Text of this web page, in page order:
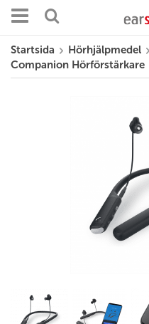
Startsida Hörhjälpmedel
Companion Hörförstärkare